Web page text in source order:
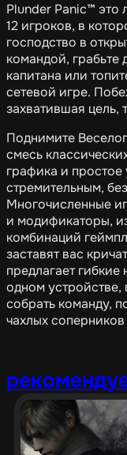
Plunder Panic™ это
12 игроков, в
господство в
командой, грабьте
капитана или
сетевой игре.
захватившая цель,
Поднимите
смесь
графика и простое
стремительным,
Многочисленные
и модификаторы,
комбинаций
заставят вас
предлагает
одном
собрать команду,
чахлых